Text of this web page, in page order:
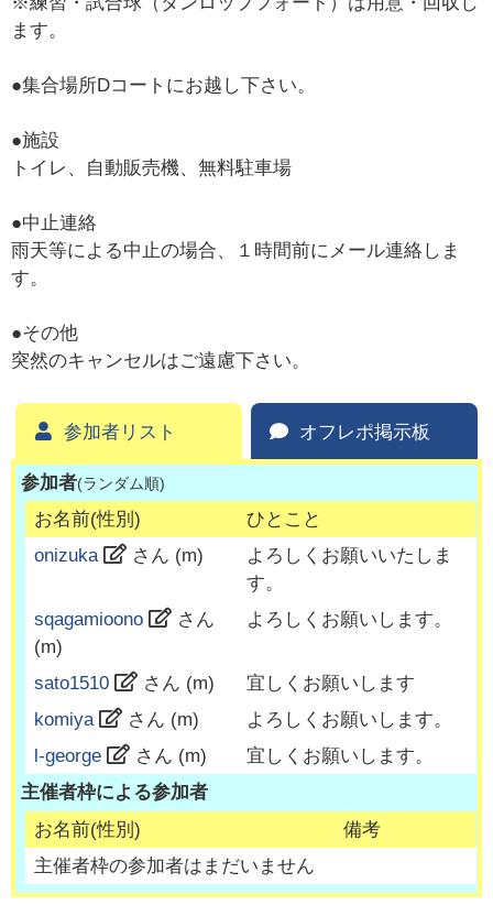
ます。
●集合場所Dコートにお越し下さい。
●施設
トイレ、自動販売機、無料駐車場
●中止連絡
雨天等による中止の場合、１時間前にメール連絡しま
す。
●その他
突然のキャンセルはご遠慮下さい。
参加者リスト オフレポ掲示板
参加者(ランダム順)
お名前(性別)
ひとこと
onizuka
さん (m)
よろしくお願いいたしま
す。
sqagamioono
さん
(m)
よろしくお願いします。
sato1510 さん (m)
宜しくお願いします
komiya
さん (m)
よろしくお願いします。
l-george
さん (m)
宜しくお願いします。
主催者枠による参加者
お名前(性別)
備考
主催者枠の参加者はまだいません